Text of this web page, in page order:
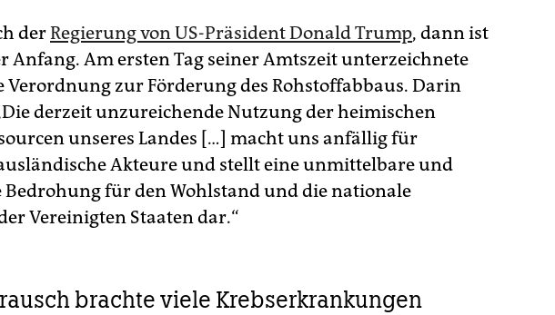
derRegierung von US-Präsident Donald Trump, dann ist
Anfang. Am ersten Tag seiner Amtszeit unterzeichnete
Verordnung zur Förderung des Rohstoffabbaus. Darin
derzeit unzureichende Nutzung der heimischen
unseres Landes […] macht uns anfällig für
Akteure und stellt eine unmittelbare und
Bedrohung für den Wohlstand und die nationale
Vereinigten Staaten dar.“
brachte viele Krebserkrankungen